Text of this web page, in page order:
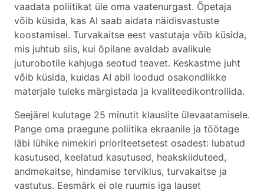
vaadata poliitikat üle oma vaatenurgast. Õpetaja
võib küsida, kas AI saab aidata näidisvastuste
koostamisel. Turvakaitse eest vastutaja võib küsida,
mis juhtub siis, kui õpilane avaldab avalikule
juturobotile kahjuga seotud teavet. Keskastme juht
võib küsida, kuidas AI abil loodud osakondlikke
materjale tuleks märgistada ja kvaliteedikontrollida.
Seejärel kulutage 25 minutit klauslite ülevaatamisele.
Pange oma praegune poliitika ekraanile ja töötage
läbi lühike nimekiri prioriteetsetest osadest: lubatud
kasutused, keelatud kasutused, heakskiiduteed,
andmekaitse, hindamise terviklus, turvakaitse ja
vastutus. Eesmärk ei ole ruumis iga lauset